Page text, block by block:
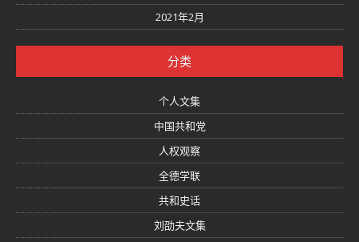
2021年2月
分类
个人文集
中国共和党
人权观察
全德学联
共和史话
刘劭夫文集